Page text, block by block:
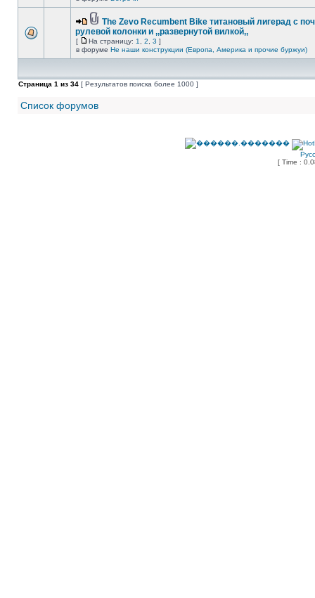
The Zevo Recumbent Bike титановый лигерад с
рулевой колонки и ,,развернутой вилкой,,
[ На страницу: 1 2 3 ]
в форуме Не наши конструкции (Европа, Америка и прочие буржуи)
Страница 1 из 34 [ Результатов поиска более 1000 ]
Список форумов
[ Time :